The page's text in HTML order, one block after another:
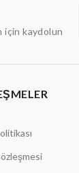
için kaydolun